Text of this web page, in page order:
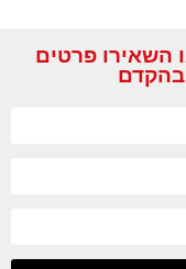
השאירו פרטים
בהקדם